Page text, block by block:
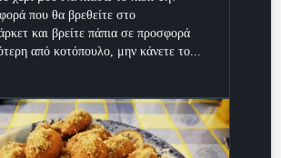
που θα βρεθείτε στο
και βρείτε πάπια σε προσφορά
από κοτόπουλο, μην κάνετε το...